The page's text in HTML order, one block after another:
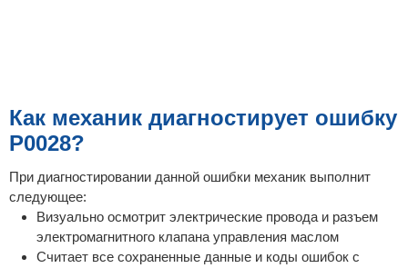
Как механик диагностирует ошибку
P0028?
При диагностировании данной ошибки механик выполнит
следующее:
Визуально осмотрит электрические провода и разъем
электромагнитного клапана управления маслом
Считает все сохраненные данные и коды ошибок с